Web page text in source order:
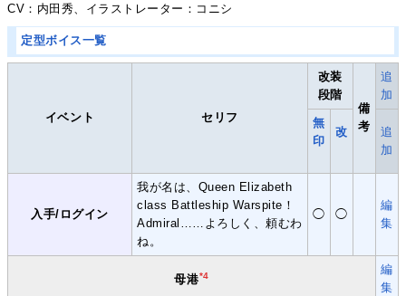
CV：内田秀、イラストレーター：コニシ
定型ボイス一覧
イベント セリフ
改装
段階
備
考
追
加
無
印
改
追
加
入手/ログイン
我が名は、Queen Elizabeth
class Battleship Warspite！
Admiral……よろしく、頼むわ
ね。
◯ ◯
編
集
母港*4
編
集